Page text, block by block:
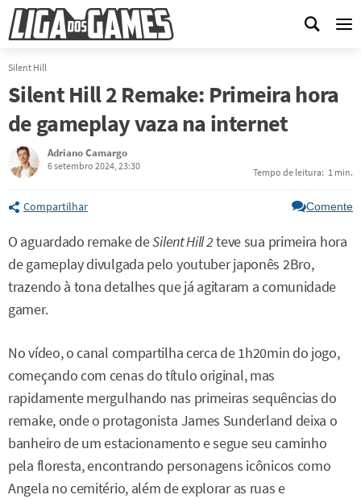
Silent Hill
Silent Hill 2 Remake: Primeira hora
de gameplay vaza na internet
Adriano Camargo
6 setembro 2024, 23:30
Tempo de leitura: 1 min.
Compartilhar Comente
O aguardado remake deSilent Hill 2teve sua primeira hora
de gameplay divulgada pelo youtuber japonês 2Bro,
trazendo à tona detalhes que já agitaram a comunidade
gamer.
No vídeo, o canal compartilha cerca de 1h20min do jogo,
começando com cenas do título original, mas
rapidamente mergulhando nas primeiras sequências do
remake, onde o protagonista James Sunderland deixa o
banheiro de um estacionamento e segue seu caminho
pela floresta, encontrando personagens icônicos como
Angela no cemitério, além de explorar as ruas e